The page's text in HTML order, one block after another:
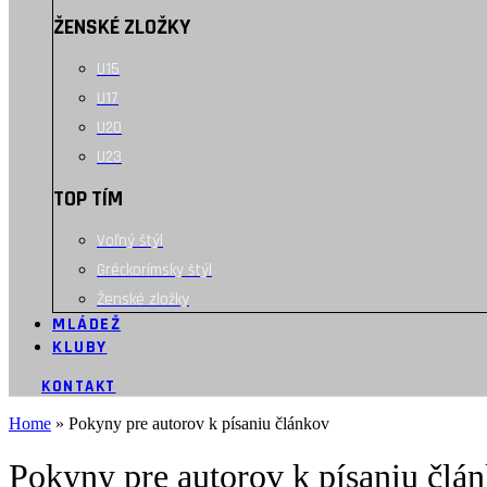
ŽENSKÉ ZLOŽKY
U15
U17
U20
U23
TOP TÍM
Voľný štýl
Gréckorímsky štýl
Ženské zložky
MLÁDEŽ
KLUBY
KONTAKT
Home » Pokyny pre autorov k písaniu článkov
Pokyny pre autorov k písaniu